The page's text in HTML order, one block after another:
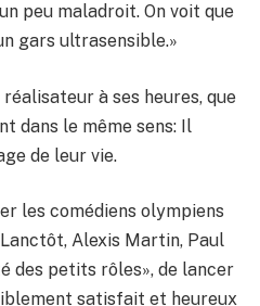
peu maladroit. On voit que
gars ultrasensible.»
à ses heures, que
dans le même sens: Il
de leur vie.
les comédiens olympiens
Alexis Martin, Paul
des petits rôles», de lancer
satisfait et heureux